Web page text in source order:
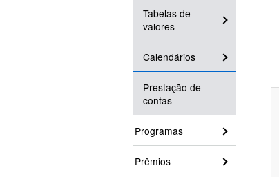
Tabelas de
valores
Calendários
Prestação de
contas
Programas
Prêmios